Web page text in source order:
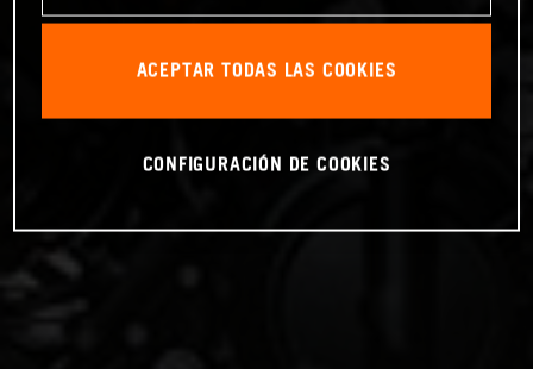
ACEPTAR TODAS LAS COOKIES
CONFIGURACIÓN DE COOKIES